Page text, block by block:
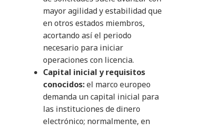
mayor agilidad y estabilidad que
en otros estados miembros,
acortando así el periodo
necesario para iniciar
operaciones con licencia.
Capital inicial y requisitos
conocidos:el marco europeo
demanda un capital inicial para
las instituciones de dinero
electrónico; normalmente, en